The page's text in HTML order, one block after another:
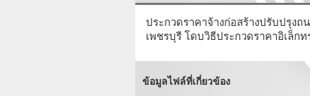
ประกวดราคาจ้างก่อสร้างปรับปรุง
เพชรบุรี โดบวิธีประกวดราคาอิเล็กท
ข้อมูลไฟล์ที่เกี่ยวข้อง